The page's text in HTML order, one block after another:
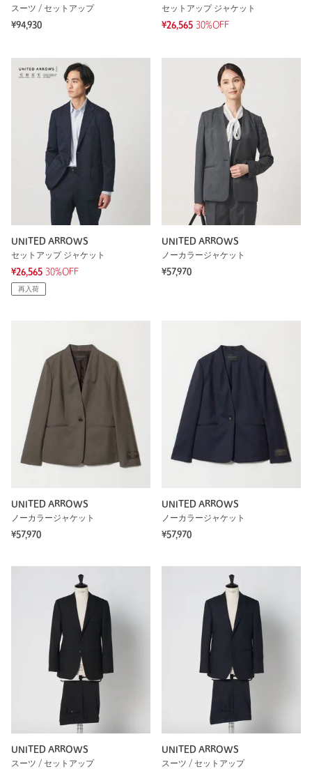
スーツ / セットアップ
¥94,930
セットアップ ジャケット
¥26,565 30%OFF
UNITED ARROWS
セットアップ ジャケット
¥26,565 30%OFF
再入荷
UNITED ARROWS
ノーカラージャケット
¥57,970
UNITED ARROWS
ノーカラージャケット
¥57,970
UNITED ARROWS
ノーカラージャケット
¥57,970
UNITED ARROWS
スーツ / セットアップ
UNITED ARROWS
スーツ / セットアップ